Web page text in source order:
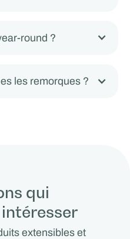
round ?
les remorques ?
qui
extensibles et